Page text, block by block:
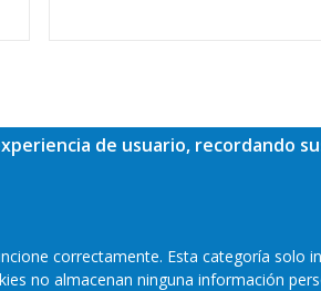
de usuario, recordando
correctamente. Esta categoría solo
no almacenan ninguna información